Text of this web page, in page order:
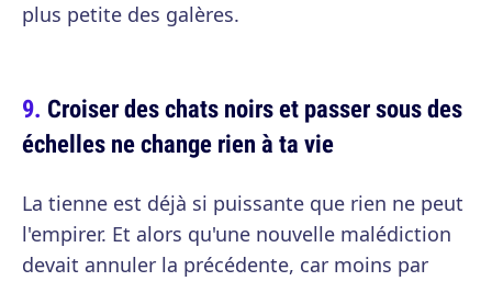
plus petite des galères.
Croiser des chats noirs et passer sous des
échelles ne change rien à ta vie
La tienne est déjà si puissante que rien ne peut
l'empirer. Et alors qu'une nouvelle malédiction
devait annuler la précédente, car moins par